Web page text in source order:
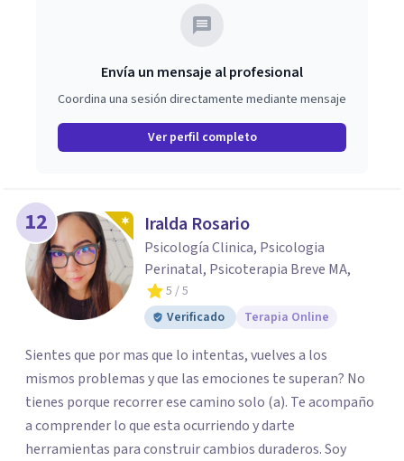
Envía un mensaje al profesional
Coordina una sesión directamente mediante mensaje
Ver perfil completo
12 Iralda Rosario
Psicología Clinica, Psicologia
Perinatal, Psicoterapia Breve MA,
5 / 5
Verificado
Terapia Online
Sientes que por mas que lo intentas, vuelves a los
mismos problemas y que las emociones te superan? No
tienes porque recorrer ese camino solo (a). Te acompaño
a comprender lo que esta ocurriendo y darte
herramientas para construir cambios duraderos. Soy